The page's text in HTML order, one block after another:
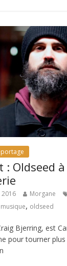
: Oldseed à
Morgane
musique, oldseed
Bjerring, est
pour tourner